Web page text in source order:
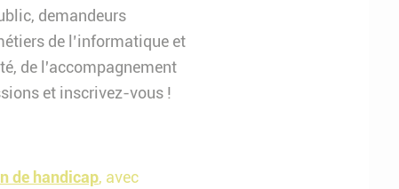
demandeurs
de l’informatique et
de l'accompagnement
et inscrivez-vous !
de handicap, avec